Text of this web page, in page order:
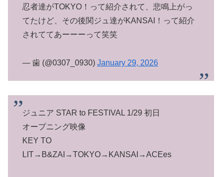
忍者達がTOKYO！って紹介されて、悲鳴上がっ
てたけど、その後関ジュ達がKANSAI！って紹介
されててあーーーって笑笑
— 歯 (@0307_0930) January 29, 2026
ジュニア STAR to FESTIVAL 1/29 初日
オープニング映像
KEY TO
LIT→B&ZAI→TOKYO→KANSAI→ACEes